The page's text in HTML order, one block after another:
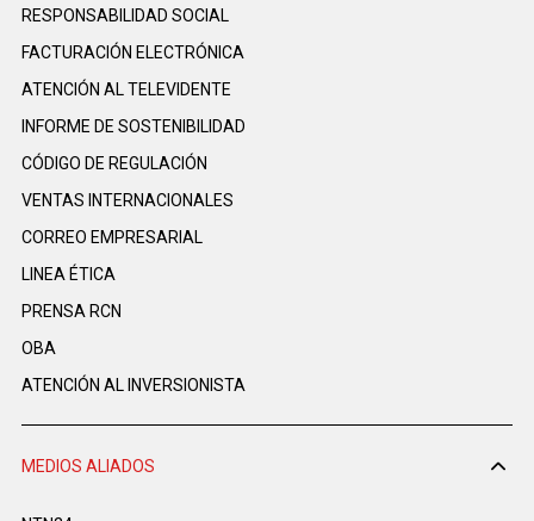
RESPONSABILIDAD SOCIAL
FACTURACIÓN ELECTRÓNICA
ATENCIÓN AL TELEVIDENTE
INFORME DE SOSTENIBILIDAD
CÓDIGO DE REGULACIÓN
VENTAS INTERNACIONALES
CORREO EMPRESARIAL
LINEA ÉTICA
PRENSA RCN
OBA
ATENCIÓN AL INVERSIONISTA
MEDIOS ALIADOS